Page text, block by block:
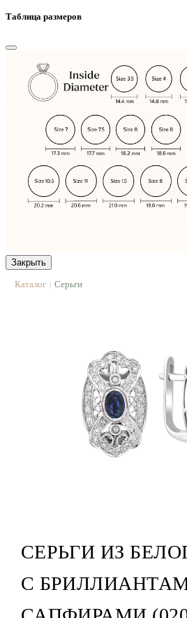
Таблица размеров
Закрыть
Каталог | Серьги
СЕРЬГИ ИЗ
С